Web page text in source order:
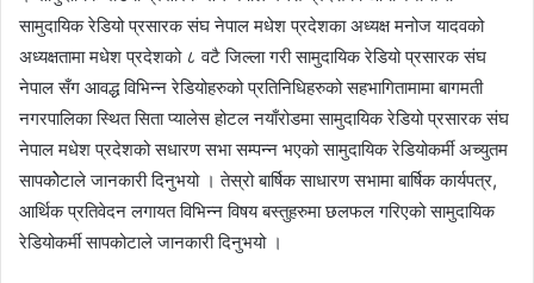
सामुदायिक रेडियो प्रसारक संघ नेपाल मधेश प्रदेशका अध्यक्ष मनोज यादवको
अध्यक्षतामा मधेश प्रदेशको ८ वटै जिल्ला गरी सामुदायिक रेडियो प्रसारक संघ
नेपाल सँग आवद्ध विभिन्न रेडियोहरुको प्रतिनिधिहरुको सहभागितामामा बागमती
नगरपालिका स्थित सिता प्यालेस होटल नयाँरोडमा सामुदायिक रेडियो प्रसारक संघ
नेपाल मधेश प्रदेशको सधारण सभा सम्पन्न भएको सामुदायिक रेडियोकर्मी अच्युतम
सापकोेटाले जानकारी दिनुभयो । तेस्रो बार्षिक साधारण सभामा बार्षिक कार्यपत्र,
आर्थिक प्रतिवेदन लगायत विभिन्न विषय बस्तुहरुमा छलफल गरिएको सामुदायिक
रेडियोकर्मी सापकोटाले जानकारी दिनुभयो ।